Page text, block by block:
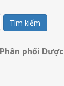
Tìm kiếm
phối Dược